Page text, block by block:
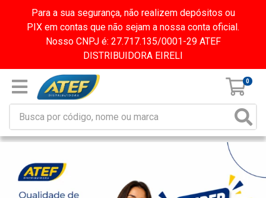
Para a sua segurança, não realizem depósitos ou
PIX em contas que não sejam a nossa conta oficial.
Nosso CNPJ é: 27.717.135/0001-29 ATEF
DISTRIBUIDORA EIRELI
0